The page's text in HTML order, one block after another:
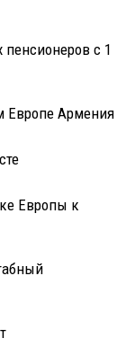
с 1
Европе Армения
Европы к